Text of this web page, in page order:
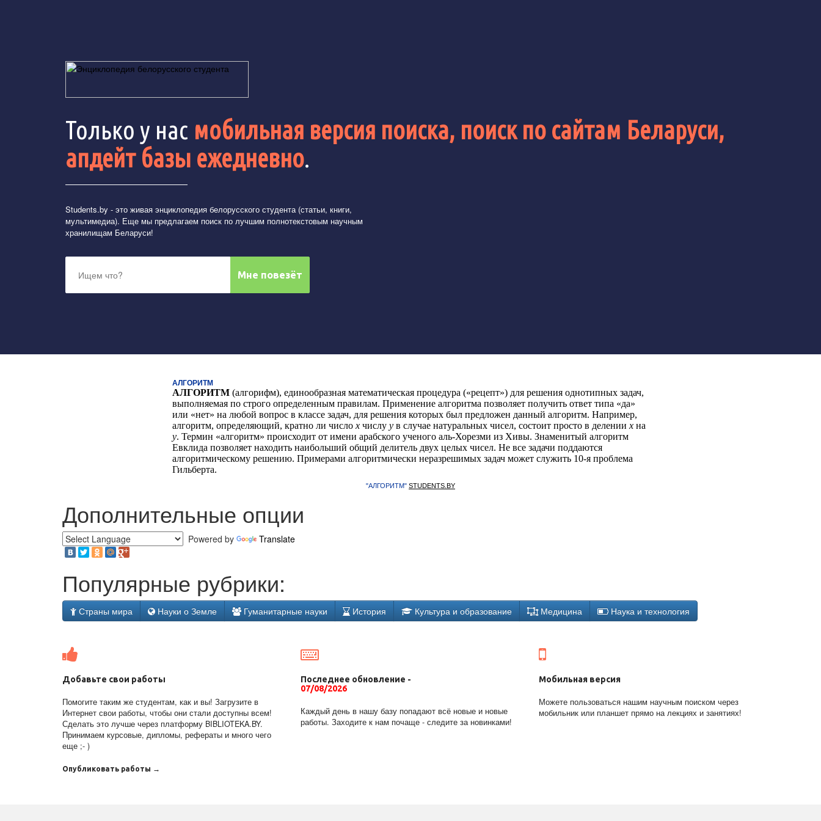
Только у нас мобильная версия поиска, поиск по сайтам Беларуси,
апдейт базы ежедневно.
Students.by - это живая энциклопедия белорусского студента (статьи, книги,
мультимедиа). Еще мы предлагаем поиск по лучшим полнотекстовым научным
хранилищам Беларуси!
АЛГОРИТМ
АЛГОРИТМ (алгорифм), единообразная математическая процедура («рецепт») для решения однотипных задач,
выполняемая по строго определенным правилам. Применение алгоритма позволяет получить ответ типа «да»
или «нет» на любой вопрос в классе задач, для решения которых был предложен данный алгоритм. Например,
алгоритм, определяющий, кратно ли число x числу y в случае натуральных чисел, состоит просто в делении x на
y. Термин «алгоритм» происходит от имени арабского ученого аль-Хорезми из Хивы. Знаменитый алгоритм
Евклида позволяет находить наибольший общий делитель двух целых чисел. Не все задачи поддаются
алгоритмическому решению. Примерами алгоритмически неразрешимых задач может служить 10-я проблема
Гильберта.
"АЛГОРИТМ" STUDENTS.BY
Дополнительные опции
Powered by Translate
Популярные рубрики:
Страны мира Науки о Земле Гуманитарные науки История Культура и образование Медицина Наука и технология
Добавьте свои работы
Помогите таким же студентам, как и вы! Загрузите в
Интернет свои работы, чтобы они стали доступны всем!
Сделать это лучше через платформу BIBLIOTEKA.BY.
Принимаем курсовые, дипломы, рефераты и много чего
еще ;- )
Опубликовать работы →
Последнее обновление -
07/08/2026
Каждый день в нашу базу попадают всё новые и новые
работы. Заходите к нам почаще - следите за новинками!
Мобильная версия
Можете пользоваться нашим научным поиском через
мобильник или планшет прямо на лекциях и занятиях!